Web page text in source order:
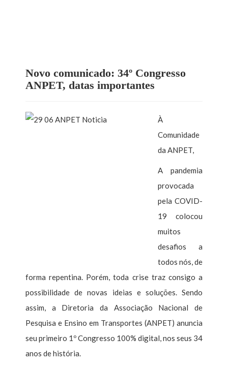
Novo comunicado: 34º Congresso
ANPET, datas importantes
À
Comunidade
da ANPET,
A pandemia
provocada
pela COVID-
19 colocou
muitos
desafios a
todos nós, de
forma repentina. Porém, toda crise traz consigo a
possibilidade de novas ideias e soluções. Sendo
assim, a Diretoria da Associação Nacional de
Pesquisa e Ensino em Transportes (ANPET) anuncia
seu primeiro 1º Congresso 100% digital, nos seus 34
anos de história.